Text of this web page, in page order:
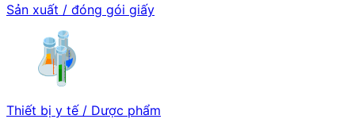
Sản xuất / đóng gói giấy
Thiết bị y tế / Dược phẩm